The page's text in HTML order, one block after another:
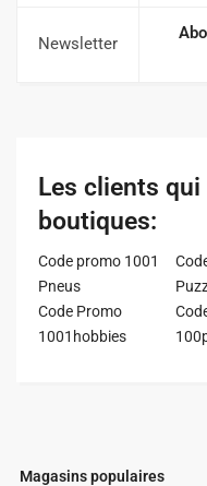
Magasins populaires
Newsletter
Les clients
boutiques:
Code promo 1001
Pneus
Code Promo
1001hobbies